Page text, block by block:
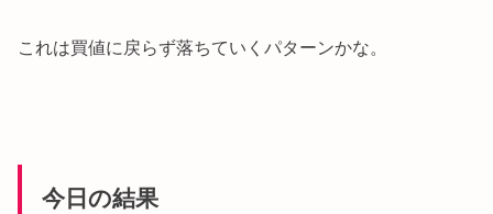
これは買値に戻らず落ちていくパターンかな。
今日の結果